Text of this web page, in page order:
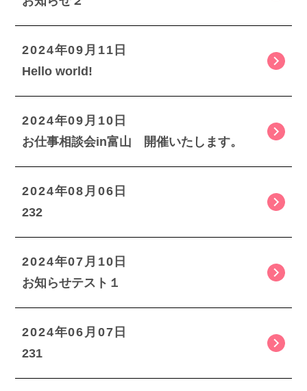
2024年09月11日
Hello world!
2024年09月10日
お仕事相談会in富山 開催いたします。
2024年08月06日
232
2024年07月10日
お知らせテスト１
2024年06月07日
231